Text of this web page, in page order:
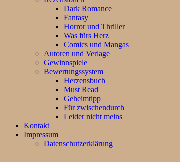
Dark Romance
Fantasy
Horror und Thriller
Was fürs Herz
Comics und Mangas
Autoren und Verlage
Gewinnspiele
Bewertungssystem
Herzensbuch
Must Read
Geheimtipp
Für zwischendurch
Leider nicht meins
Kontakt
Impressum
Datenschutzerklärung